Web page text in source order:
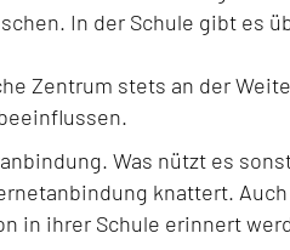
In der Schule gibt es
Zentrum stets an der
Was nützt es
knattert.
in ihrer Schule erinnert